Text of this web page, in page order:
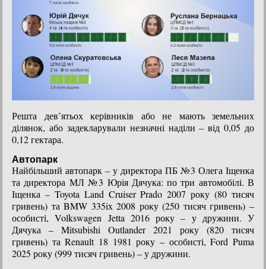
Решта дев’ятьох керівників або не мають земельних
ділянок, або задекларували незначні наділи – від 0,05 до
0,12 гектара.
Автопарк
Найбільший автопарк – у директора ПБ №3 Олега Іщенка
та директора МЛ №3 Юрія Дячука: по три автомобілі. В
Іщенка – Toyota Land Cruiser Prado 2007 року (80 тисяч
гривень) та BMW 335ix 2008 року (250 тисяч гривень) –
особисті, Volkswagen Jetta 2016 року – у дружини. У
Дячука – Mitsubishi Outlander 2021 року (820 тисяч
гривень) та Renault 18 1981 року – особисті, Ford Puma
2025 року (999 тисяч гривень) – у дружини.